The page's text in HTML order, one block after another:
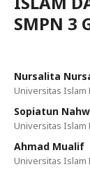
SMPN 3
Nursalita
Universitas Islam
Sopiatun
Universitas Islam
Ahmad Mualif
Universitas Islam